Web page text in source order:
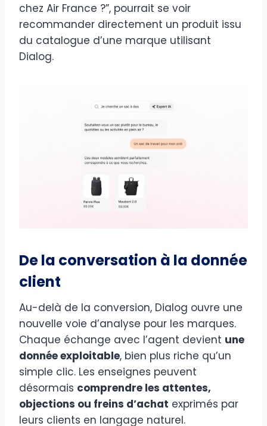
chez Air France ?”, pourrait se voir
recommander directement un produit issu
du catalogue d’une marque utilisant
Dialog.
De la conversation à la donnée
client
Au-delà de la conversion, Dialog ouvre une
nouvelle voie d’analyse pour les marques.
Chaque échange avec l’agent devient une
donnée exploitable, bien plus riche qu’un
simple clic. Les enseignes peuvent
désormais comprendre les attentes,
objections ou freins d’achat exprimés par
leurs clients en langage naturel.